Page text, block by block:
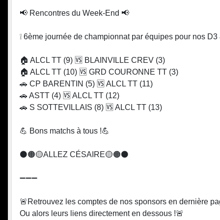
📢 Rencontres du Week-End 📢
❕ 6ème journée de championnat par équipes pour nos D3
🏠 ALCL TT (9) 🆚 BLAINVILLE CREV (3)
🏠 ALCL TT (10) 🆚 GRD COURONNE TT (3)
🚗 CP BARENTIN (5) 🆚 ALCL TT (11)
🚗 ASTT (4) 🆚 ALCL TT (12)
🚗 S SOTTEVILLAIS (8) 🆚 ALCL TT (13)
💪 Bons matchs à tous !💪
⚫️🟠🟡ALLEZ CÉSAIRE🟡🟠⚫️
➖➖➖
🚨Retrouvez les comptes de nos sponsors en dernière
Ou alors leurs liens directement en dessous !🚨